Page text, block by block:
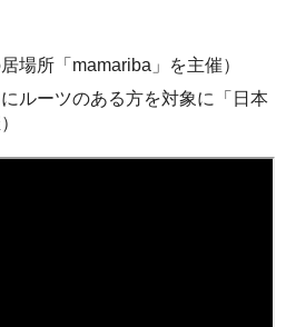
場所「mamariba」を主催）
ルーツのある方を対象に「日本